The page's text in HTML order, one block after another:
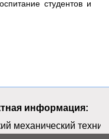
студентов и
информация:
механический